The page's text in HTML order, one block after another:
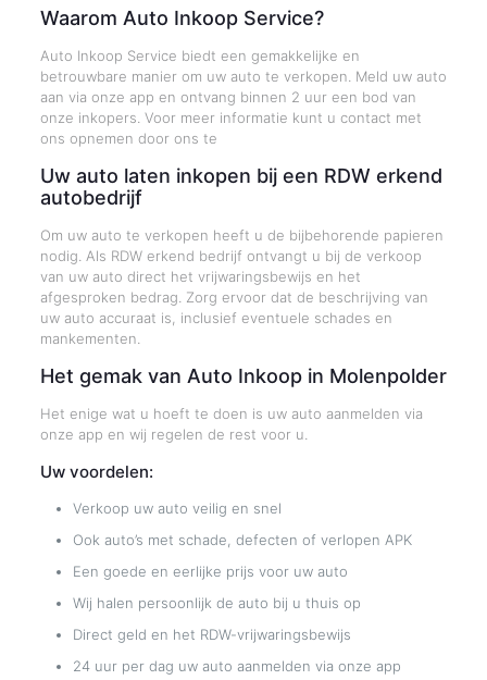
Waarom Auto Inkoop Service?
Auto Inkoop Service biedt een gemakkelijke en
betrouwbare manier om uw auto te verkopen. Meld uw auto
aan via onze app en ontvang binnen 2 uur een bod van
onze inkopers. Voor meer informatie kunt u contact met
ons opnemen door ons te
Uw auto laten inkopen bij een RDW erkend
autobedrijf
Om uw auto te verkopen heeft u de bijbehorende papieren
nodig. Als RDW erkend bedrijf ontvangt u bij de verkoop
van uw auto direct het vrijwaringsbewijs en het
afgesproken bedrag. Zorg ervoor dat de beschrijving van
uw auto accuraat is, inclusief eventuele schades en
mankementen.
Het gemak van Auto Inkoop in Molenpolder
Het enige wat u hoeft te doen is uw auto aanmelden via
onze app en wij regelen de rest voor u.
Uw voordelen:
Verkoop uw auto veilig en snel
Ook auto’s met schade, defecten of verlopen APK
Een goede en eerlijke prijs voor uw auto
Wij halen persoonlijk de auto bij u thuis op
Direct geld en het RDW-vrijwaringsbewijs
24 uur per dag uw auto aanmelden via onze app